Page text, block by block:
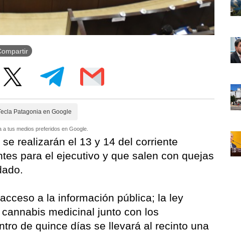
Patagonia en Google
a tus medios preferidos en Google.
realizarán el 13 y 14 del corriente
para el ejecutivo y que salen con quejas
a la información pública; la ley
medicinal junto con los
de quince días se llevará al recinto una